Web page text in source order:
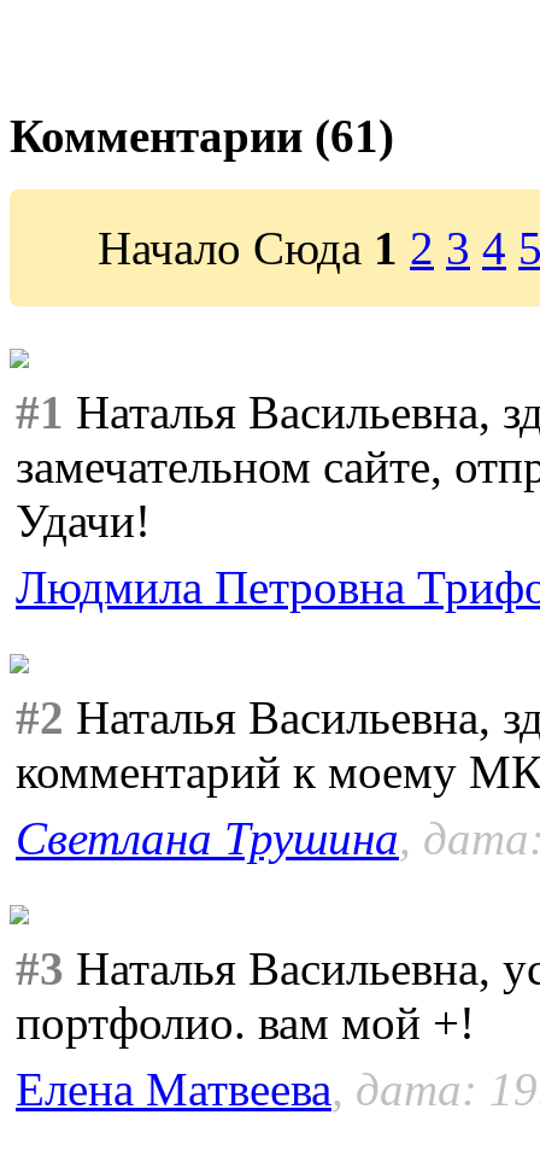
Комментарии (61)
Начало Сюда 1 2 3 4
#1 Наталья Васильевна,
замечательном сайте,
Удачи!
Людмила Петровна
#2 Наталья Васильевна,
комментарий к моему
Светлана Трушина,
#3 Наталья Васильевна,
портфолио. вам мой +!
Елена Матвеева, дата: